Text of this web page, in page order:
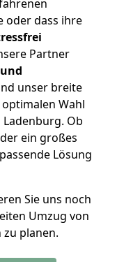
oder dass ihre
Partner
unser breite
Wahl
Ob
ein großes
Lösung
Sie uns noch
Umzug von
planen.